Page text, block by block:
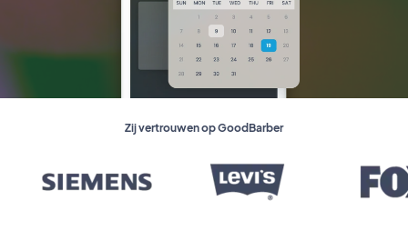
Zij vertrouwen op GoodBarber